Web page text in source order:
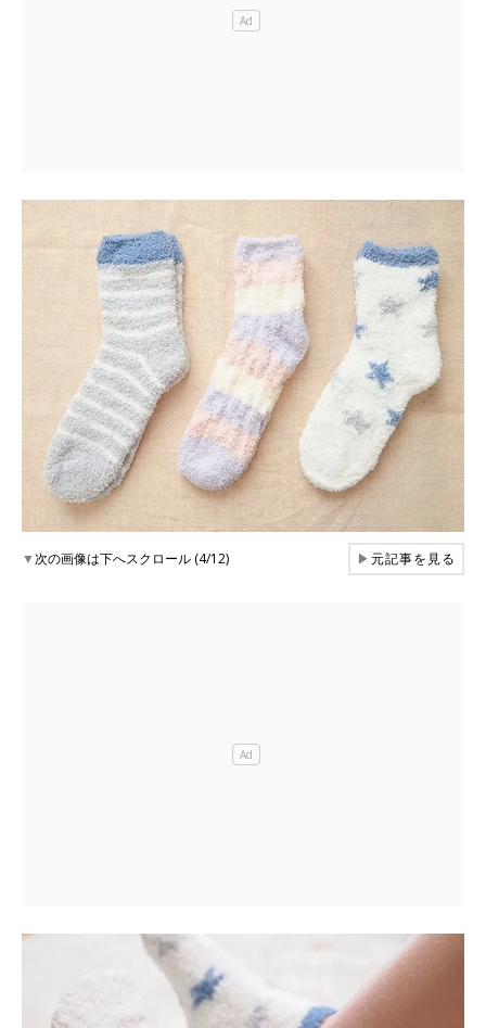
▼次の画像は下へスクロール (4/12) ▶元記事を見る